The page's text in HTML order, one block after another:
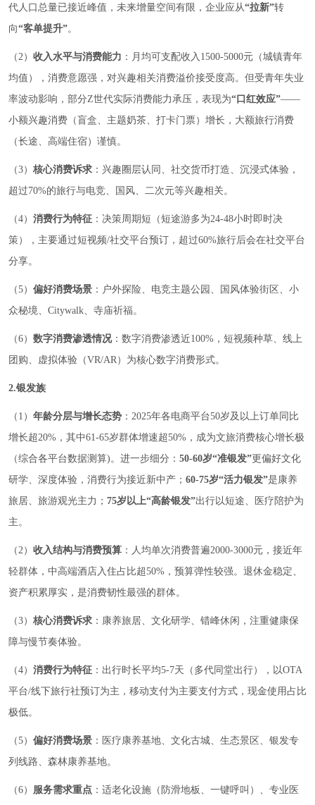
代人口总量已接近峰值，未来增量空间有限，企业应从“拉新”转
向“客单提升”。
（2） 收入水平与消费能力 ：月均可支配收入1500-5000元（城镇青年
均值），消费意愿强，对兴趣相关消费溢价接受度高。但受青年失业
率波动影响，部分Z世代实际消费能力承压，表现为“口红效应”——
小额兴趣消费（盲盒、主题奶茶、打卡门票）增长，大额旅行消费
（长途、高端住宿）谨慎。
（3） 核心消费诉求 ：兴趣圈层认同、社交货币打造、沉浸式体验，
超过70%的旅行与电竞、国风、二次元等兴趣相关。
（4） 消费行为特征 ：决策周期短（短途游多为24-48小时即时决
策），主要通过短视频/社交平台预订，超过60%旅行后会在社交平台
分享。
（5） 偏好消费场景 ：户外探险、电竞主题公园、国风体验街区、小
众秘境、Citywalk、寺庙祈福。
（6） 数字消费渗透情况：数字消费渗透近100%，短视频种草、线上
团购、虚拟体验（VR/AR）为核心数字消费形式。
2.银发族
（1） 年龄分层与增长态势 ：2025年各电商平台50岁及以上订单同比
增长超20%，其中61-65岁群体增速超50%，成为文旅消费核心增长极
（综合各平台数据测算)。进一步细分： 50-60岁“准银发”更偏好文化
研学、深度体验，消费行为接近新中产； 60-75岁“活力银发”是康养
旅居、旅游观光主力； 75岁以上“高龄银发”出行以短途、医疗陪护为
主。
（2） 收入结构与消费预算 ：人均单次消费普遍2000-3000元，接近年
轻群体，中高端酒店入住占比超50%，预算弹性较强。退休金稳定、
资产积累厚实，是消费韧性最强的群体。
（3） 核心消费诉求 ：康养旅居、文化研学、错峰休闲，注重健康保
障与慢节奏体验。
（4） 消费行为特征 ：出行时长平均5-7天（多代同堂出行），以OTA
平台/线下旅行社预订为主，移动支付为主要支付方式，现金使用占比
极低。
（5） 偏好消费场景 ：医疗康养基地、文化古城、生态景区、银发专
列线路、森林康养基地。
（6） 服务需求重点 ：适老化设施（防滑地板、一键呼叫）、专业医